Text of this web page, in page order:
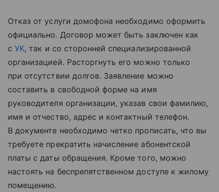
Отказ от услуги домофона необходимо оформить
официально. Договор может быть заключен как
сУК, так и со сторонней специализированной
организацией. Расторгнуть его можно только
при отсутствии долгов. Заявление можно
составить в свободной форме на имя
руководителя организации, указав свои фамилию,
имя и отчество, адрес и контактный телефон.
В документе необходимо четко прописать, что вы
требуете прекратить начисление абонентской
платы с даты обращения. Кроме того, можно
настоять на беспрепятственном доступе к жилому
помещению.